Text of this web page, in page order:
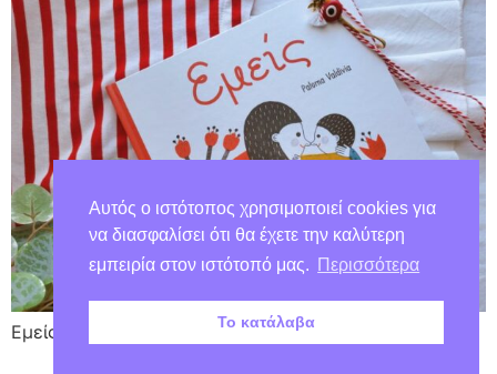
Εμείς! Βιβλίο αφιερωμένο στη μητρική αγάπη!
Αυτός ο ιστότοπος χρησιμοποιεί cookies για
να διασφαλίσει ότι θα έχετε την καλύτερη
εμπειρία στον ιστότοπό μας.
Περισσότερα
Το κατάλαβα